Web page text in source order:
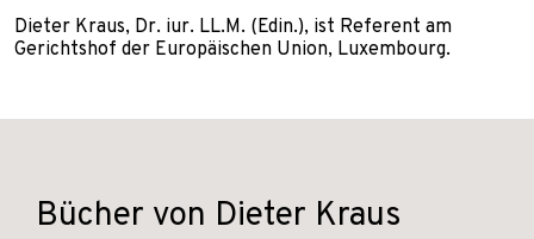
Dieter Kraus, Dr. iur. LL.M. (Edin.), ist Referent am
Gerichtshof der Europäischen Union, Luxembourg.
Bücher von Dieter Kraus